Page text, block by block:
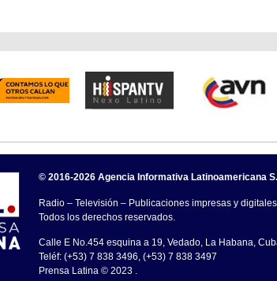
© 2016-2026 Agencia Informativa Latinoamericana
Radio – Televisión – Publicaciones impresas y digitales.
Todos los derechos reservados.
Calle E No.454 esquina a 19, Vedado, La Habana,
Teléf: (+53) 7 838 3496, (+53) 7 838 3497
Prensa Latina © 2023 .